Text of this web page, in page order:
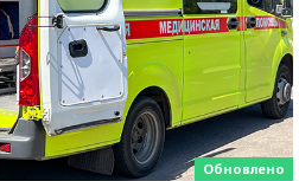
Обновлено